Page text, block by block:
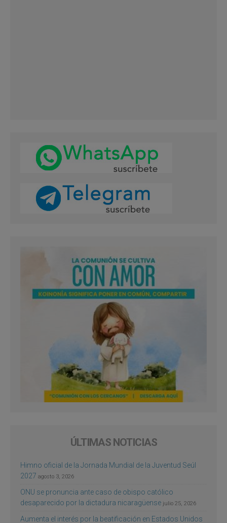
ÚLTIMAS NOTICIAS
Himno oficial de la Jornada Mundial de la Juventud Seúl
2027 agosto 3, 2026
ONU se pronuncia ante caso de obispo católico
desaparecido por la dictadura nicaragüense julio 25, 2026
Aumenta el interés por la beatificación en Estados Unidos